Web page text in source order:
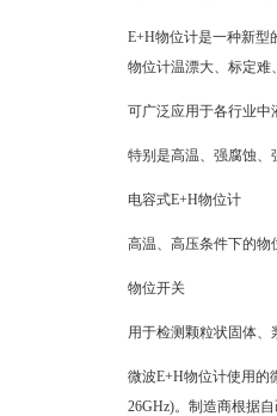
E+H物位计是一种新型
物位计温漂大、标定难
可广泛应用于各行业中
特别是高温、强腐蚀、
电容式E+H物位计
高温、高压条件下的物
物位开关
用于检测颗粒状固体
微波E+H物位计使用的
26GHz)。制造商根据